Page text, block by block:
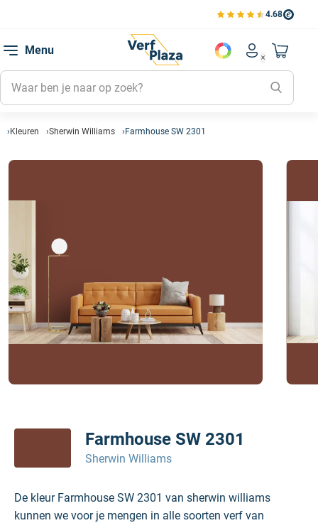
4.68
Bekijk de verfplaza
Menu
Account
Mijn
Mijn
Mijn
Naar
Kleuren Sherwin Williams Farmhouse SW 2301
Farmhouse SW 2301
Sherwin Williams
De kleur Farmhouse SW 2301 van sherwin williams
kunnen we voor je mengen in alle soorten verf van